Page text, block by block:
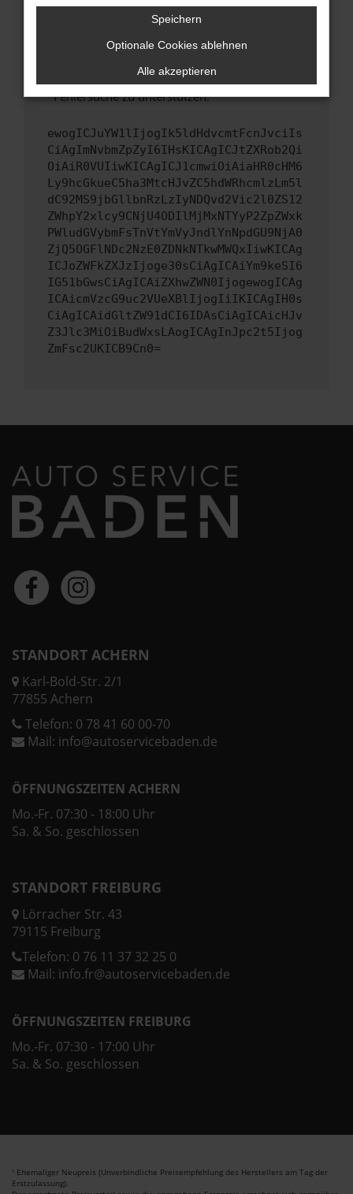
Wende dich an den Webseitenbetreiber.
Wenn du alle oben genannten Schritte versucht
hast, kontaktiere uns bitte. Wir werden
uns diesen Text schicken, um uns bei der
Fehlersuche zu unterstützen:
ewogICJuYW1lIjogIk5ldHdvcmtFcnJvciIs
CiAgImNvbmZpZyI6IHsKICAgICJtZXRob2Qi
OiAiR0VUIiwKICAgICJ1cmwiOiAiaHR0cHM6
Ly9hcGkueC5ha3MtcHJvZC5hdWRhcmlzLm5l
dC92MS9jbGllbnRzLzIyNDQvd2Vic2l0ZS12
ZWhpY2xlcy9CNjU4ODIlMjMxNTYyP2ZpZWxk
PWludGVybmFsTnVtYmVyJndlYnNpdGU9NjA0
ZjQ5OGFlNDc2NzE0ZDNkNTkwMWQxIiwKICAg
ICJoZWFkZXJzIjoge30sCiAgICAiYm9keSI6
IG51bGwsCiAgICAiZXhwZWN0IjogewogICAg
ICAicmVzcG9uc2VUeXBlIjogIiIKICAgIH0s
CiAgICAidGltZW91dCI6IDAsCiAgICAicHJv
Z3Jlc3MiOiBudWxsLAogICAgInJpc2t5Ijog
ZmFsc2UKICB9Cn0=
STANDORT ACHERN
Karl-Bold-Str. 2/1
77855 Achern
Telefon: 0 78 41 60 00-70
Mail: info@autoservicebaden.de
ÖFFNUNGSZEITEN ACHERN
Mo.-Fr. 07:30 - 18:00 Uhr
Sa. & So. geschlossen
STANDORT FREIBURG
Lörracher Str. 43
79115 Freiburg
Telefon: 0 76 11 37 32 25 0
Mail: info.fr@autoservicebaden.de
ÖFFNUNGSZEITEN FREIBURG
Mo.-Fr. 07:30 - 17:00 Uhr
Sa. & So. geschlossen
1 Ehemaliger Neupreis (Unverbindliche Preisempfehlung des Herstellers am Tag der
Erstzulassung).
Speichern
Optionale Cookies ablehnen
Alle akzeptieren